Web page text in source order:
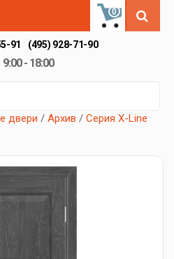
0
91 (495) 928-71-90
9:00 - 18:00
двери / Архив / Серия X-Line